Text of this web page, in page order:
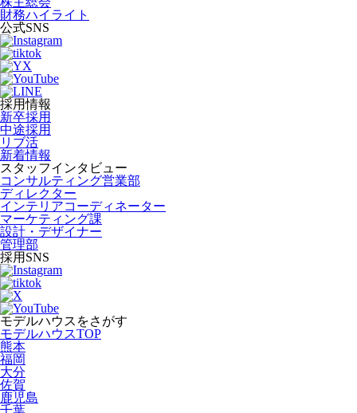
財務ハイライト
公式SNS
採用情報
新卒採用
中途採用
リブ活
新着情報
スタッフインタビュー
コンサルティング営業部
ディレクター
インテリアコーディネーター
マーケティング課
設計・デザイナー
管理部
採用SNS
モデルハウスをさがす
モデルハウスTOP
熊本
福岡
大分
佐賀
鹿児島
千葉